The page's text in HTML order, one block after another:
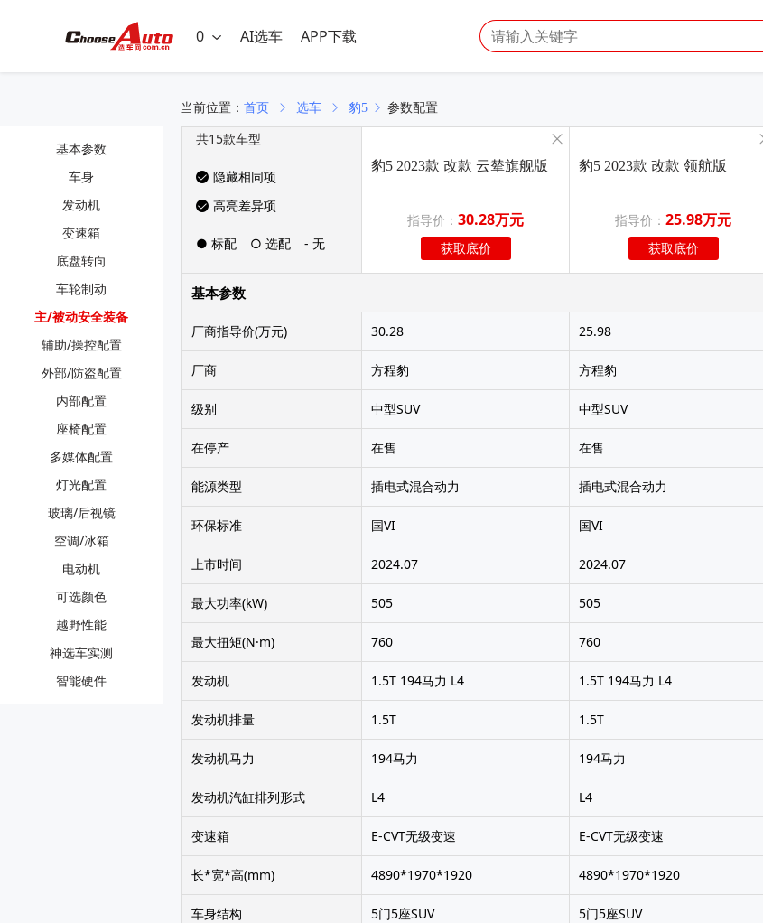
0 AI选车 APP下载
当前位置： 首页 选车 豹5 参数配置
基本参数
车身
发动机
变速箱
底盘转向
车轮制动
主/被动安全装备
辅助/操控配置
外部/防盗配置
内部配置
座椅配置
多媒体配置
灯光配置
玻璃/后视镜
空调/冰箱
电动机
可选颜色
越野性能
神选车实测
智能硬件
共15款车型
隐藏相同项
高亮差异项
● 标配 ○ 选配 - 无
豹5 2023款 改款 云辇旗舰版
指导价： 30.28万元
获取底价
豹5 2023款 改款 领航版
指导价： 25.98万元
获取底价
基本参数
厂商指导价(万元) 30.28 25.98
厂商 方程豹 方程豹
级别 中型SUV 中型SUV
在停产 在售 在售
能源类型 插电式混合动力 插电式混合动力
环保标准 国VI 国VI
上市时间 2024.07 2024.07
最大功率(kW) 505 505
最大扭矩(N·m) 760 760
发动机 1.5T 194马力 L4 1.5T 194马力 L4
发动机排量 1.5T 1.5T
发动机马力 194马力 194马力
发动机汽缸排列形式 L4 L4
变速箱 E-CVT无级变速 E-CVT无级变速
长*宽*高(mm) 4890*1970*1920 4890*1970*1920
车身结构 5门5座SUV 5门5座SUV